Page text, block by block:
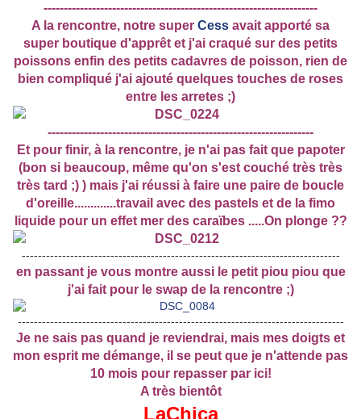
--------------------------------------------------------------------
A la rencontre, notre super Cess avait apporté sa
super boutique d'apprêt et j'ai craqué sur des petits
poissons enfin des petits cadavres de poisson, rien de
bien compliqué j'ai ajouté quelques touches de roses
entre les arretes ;)
------------------------------------------------------------------
Et pour finir, à la rencontre, je n'ai pas fait que papoter
(bon si beaucoup, même qu'on s'est couché très très
très tard ;) ) mais j'ai réussi à faire une paire de boucle
d'oreille.............travail avec des pastels et de la fimo
liquide pour un effet mer des caraïbes .....On plonge ??
-------------------------------------------------------------------------------
en passant je vous montre aussi le petit piou piou que
j'ai fait pour le swap de la rencontre ;)
---------------------------------------------------------------------------------
Je ne sais pas quand je reviendrai, mais mes doigts et
mon esprit me démange, il se peut que je n'attende pas
10 mois pour repasser par ici!
A très bientôt
LaChica